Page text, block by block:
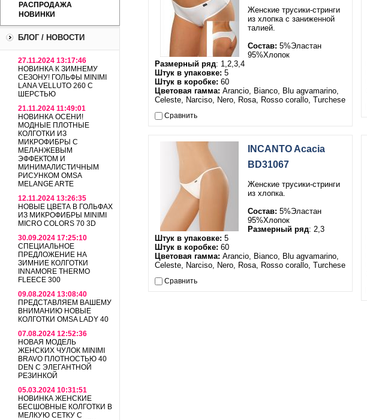
РАСПРОДАЖА
НОВИНКИ
БЛОГ / НОВОСТИ
27.11.2024 13:17:46
НОВИНКА К ЗИМНЕМУ
СЕЗОНУ! ГОЛЬФЫ MINIMI
LANA VELLUTO 260 С
ШЕРСТЬЮ
21.11.2024 11:49:01
НОВИНКА ОСЕНИ!
МОДНЫЕ ПЛОТНЫЕ
КОЛГОТКИ ИЗ
МИКРОФИБРЫ С
МЕЛАНЖЕВЫМ
ЭФФЕКТОМ И
МИНИМАЛИСТИЧНЫМ
РИСУНКОМ OMSA
MELANGE ARTE
12.11.2024 13:26:35
НОВЫЕ ЦВЕТА В ГОЛЬФАХ
ИЗ МИКРОФИБРЫ MINIMI
MICRO COLORS 70 3D
30.09.2024 17:25:10
СПЕЦИАЛЬНОЕ
ПРЕДЛОЖЕНИЕ НА
ЗИМНИЕ КОЛГОТКИ
INNAMORE THERMO
FLEECE 300
09.08.2024 13:08:40
ПРЕДСТАВЛЯЕМ ВАШЕМУ
ВНИМАНИЮ НОВЫЕ
КОЛГОТКИ OMSA LADY 40
07.08.2024 12:52:36
НОВАЯ МОДЕЛЬ
ЖЕНСКИХ ЧУЛОК MINIMI
BRAVO ПЛОТНОСТЬЮ 40
DEN С ЭЛЕГАНТНОЙ
РЕЗИНКОЙ
05.03.2024 10:31:51
НОВИНКА ЖЕНСКИЕ
БЕСШОВНЫЕ КОЛГОТКИ В
МЕЛКУЮ СЕТКУ С
Женские трусики-стринги
из хлопка с заниженной
талией.
Состав: 5%Эластан
95%Хлопок
Размерный ряд: 1,2,3,4
Штук в упаковке: 5
Штук в коробке: 60
Цветовая гамма: Arancio, Bianco, Blu agvamarino,
Celeste, Narciso, Nero, Rosa, Rosso corallo, Turchese
Сравнить
INCANTO Acacia
BD31067
Женские трусики-стринги
из хлопка.
Состав: 5%Эластан
95%Хлопок
Размерный ряд: 2,3
Штук в упаковке: 5
Штук в коробке: 60
Цветовая гамма: Arancio, Bianco, Blu agvamarino,
Celeste, Narciso, Nero, Rosa, Rosso corallo, Turchese
Сравнить